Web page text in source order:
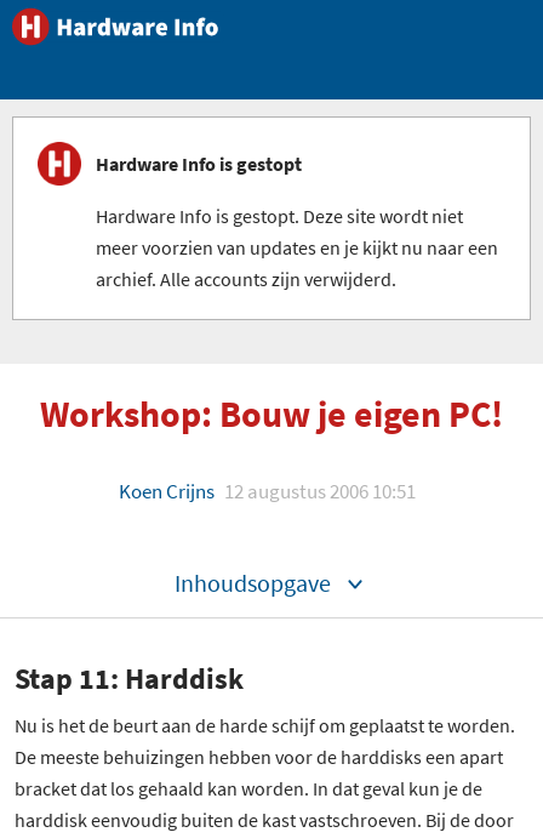
Hardware Info is gestopt
Hardware Info is gestopt. Deze site wordt niet
meer voorzien van updates en je kijkt nu naar een
archief. Alle accounts zijn verwijderd.
Workshop: Bouw je eigen PC!
Koen Crijns 12 augustus 2006 10:51
Inhoudsopgave
Stap 11: Harddisk
Nu is het de beurt aan de harde schijf om geplaatst te worden.
De meeste behuizingen hebben voor de harddisks een apart
bracket dat los gehaald kan worden. In dat geval kun je de
harddisk eenvoudig buiten de kast vastschroeven. Bij de door